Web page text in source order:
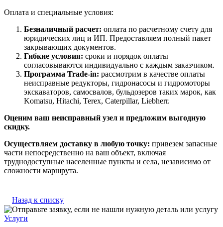
Оплата и специальные условия:
Безналичный расчет: оплата по расчетному счету для
юридических лиц и ИП. Предоставляем полный пакет
закрывающих документов.
Гибкие условия: сроки и порядок оплаты
согласовываются индивидуально с каждым заказчиком.
Программа Trade-in: рассмотрим в качестве оплаты
неисправные редукторы, гидронасосы и гидромоторы
экскаваторов, самосвалов, бульдозеров таких марок, как
Komatsu, Hitachi, Terex, Caterpillar, Liebherr.
Оценим ваш неисправный узел и предложим выгодную
скидку.
Осуществляем доставку в любую точку: привезем запасные
части непосредственно на ваш объект, включая
труднодоступные населенные пункты и села, независимо от
сложности маршрута.
Назад к списку
Услуги